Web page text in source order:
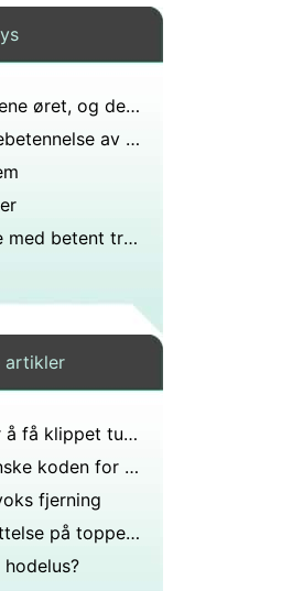
Jeg er døv på det ene øret, og det andre øret mitt har spratt ut og klarte ikke å løsne det. har prøvd alle metoder. frykter det kan være alvorlig gå helt så legene. Hjelp?
Leger en babys ørebetennelse av seg selv?
Hva skal man gjøre med betent trommehinne?
artikler
Hvem går du til for å få klippet tungen sublingualt frenulum?
Hva er den medisinske koden for fjerning av små erter fra øret?
fjerning
Går en munnbeskyttelse på toppen eller bunnen?